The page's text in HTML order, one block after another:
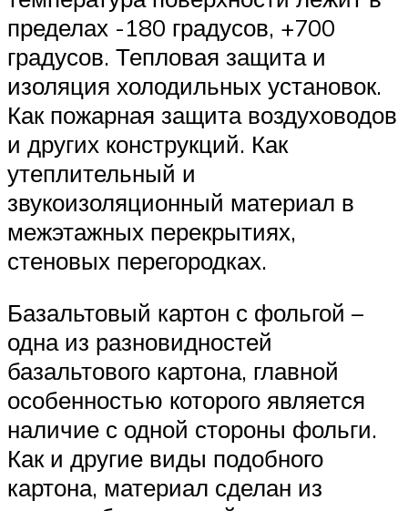
пределах -180 градусов, +700
градусов. Тепловая защита и
изоляция холодильных установок.
Как пожарная защита воздуховодов
и других конструкций. Как
утеплительный и
звукоизоляционный материал в
межэтажных перекрытиях,
стеновых перегородках.
Базальтовый картон с фольгой –
одна из разновидностей
базальтового картона, главной
особенностью которого является
наличие с одной стороны фольги.
Как и другие виды подобного
картона, материал сделан из